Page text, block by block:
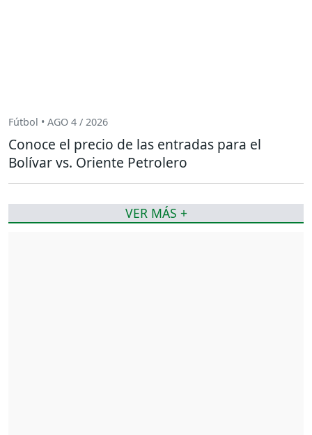
Fútbol • AGO 4 / 2026
Conoce el precio de las entradas para el
Bolívar vs. Oriente Petrolero
VER MÁS +